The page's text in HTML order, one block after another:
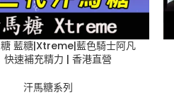
藍糖|Xtreme|藍色騎士阿凡
快速補充精力 | 香港直營
汗馬糖系列